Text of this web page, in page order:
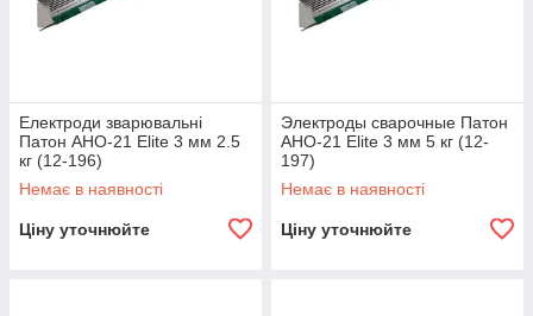
Електроди зварювальні
Патон АНО-21 Elite 3 мм 2.5
кг (12-196)
Немає в наявності
Ціну уточнюйте
Электроды сварочные Патон
АНО-21 Elite 3 мм 5 кг (12-
197)
Немає в наявності
Ціну уточнюйте